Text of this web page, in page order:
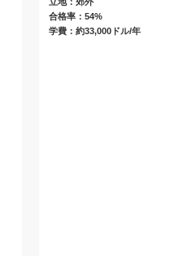
合格率：54%
学費：約33,000ドル/年